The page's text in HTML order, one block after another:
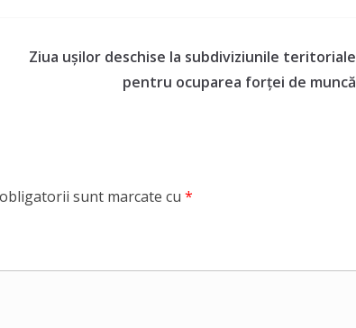
Ziua ușilor deschise la subdiviziunile teritoriale
pentru ocuparea forței de muncă
sunt marcate cu *